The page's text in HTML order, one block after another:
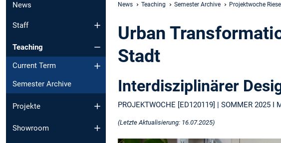
News
Staff
Teaching
Current Term
Semester Archive
Projekte
Showroom
News Teaching Semester Archive Projektwoche
Urban
Stadt
Interdisziplinärer
PROJEKTWOCHE [ED120119] | SOMMER 2025 I
(Letzte Aktualisierung: 16.07.2025)